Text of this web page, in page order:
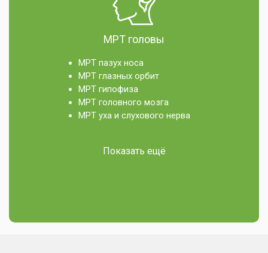
МРТ головы
МРТ пазух носа
МРТ глазных орбит
МРТ гипофиза
МРТ головного мозга
МРТ уха и слухового нерва
Показать ещё